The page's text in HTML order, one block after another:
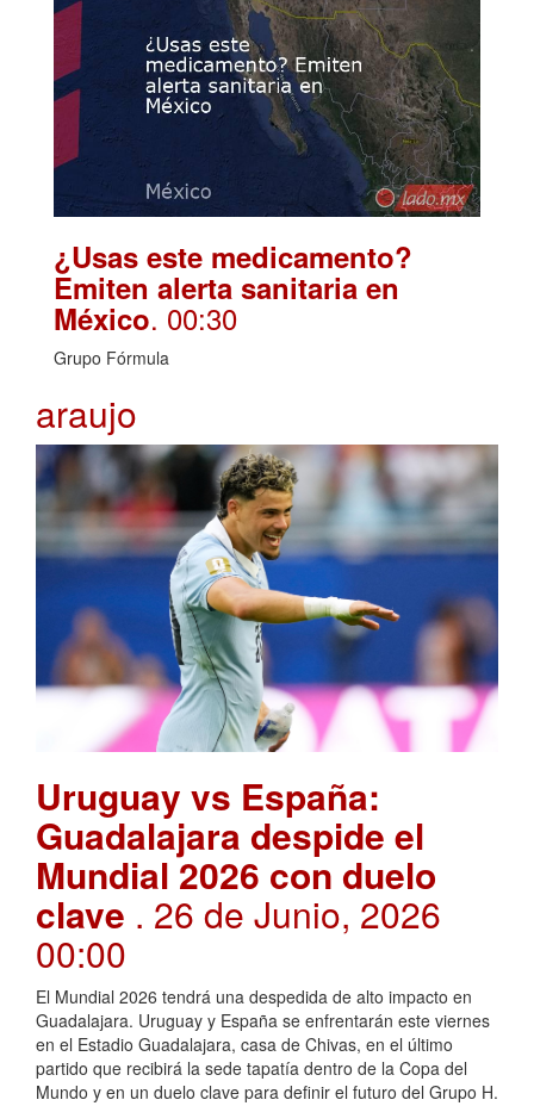
¿Usas este medicamento?
Emiten alerta sanitaria en
México. 00:30
Grupo Fórmula
araujo
Uruguay vs España:
Guadalajara despide el
Mundial 2026 con duelo
clave . 26 de Junio, 2026
00:00
El Mundial 2026 tendrá una despedida de alto impacto en
Guadalajara. Uruguay y España se enfrentarán este viernes
en el Estadio Guadalajara, casa de Chivas, en el último
partido que recibirá la sede tapatía dentro de la Copa del
Mundo y en un duelo clave para definir el futuro del Grupo H.